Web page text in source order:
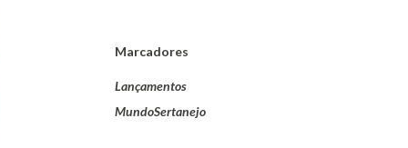
Marcadores
Lançamentos
MundoSertanejo